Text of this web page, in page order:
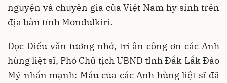
nguyện và chuyên gia của Việt Nam hy sinh trên
địa bàn tỉnh Mondulkiri.
Đọc Điếu văn tưởng nhớ, tri ân công ơn các Anh
hùng liệt sĩ, Phó Chủ tịch UBND tỉnh Đắk Lắk Đào
Mỹ nhấn mạnh: Máu của các Anh hùng liệt sĩ đã